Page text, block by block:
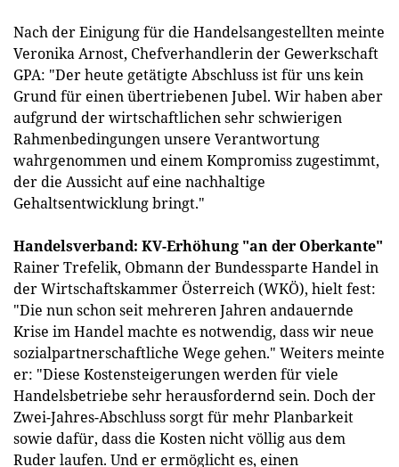
Nach der Einigung für die Handelsangestellten meinte
Veronika Arnost, Chefverhandlerin der Gewerkschaft
GPA: "Der heute getätigte Abschluss ist für uns kein
Grund für einen übertriebenen Jubel. Wir haben aber
aufgrund der wirtschaftlichen sehr schwierigen
Rahmenbedingungen unsere Verantwortung
wahrgenommen und einem Kompromiss zugestimmt,
der die Aussicht auf eine nachhaltige
Gehaltsentwicklung bringt."
Handelsverband: KV-Erhöhung "an der Oberkante"
Rainer Trefelik, Obmann der Bundessparte Handel in
der Wirtschaftskammer Österreich (WKÖ), hielt fest:
"Die nun schon seit mehreren Jahren andauernde
Krise im Handel machte es notwendig, dass wir neue
sozialpartnerschaftliche Wege gehen." Weiters meinte
er: "Diese Kostensteigerungen werden für viele
Handelsbetriebe sehr herausfordernd sein. Doch der
Zwei-Jahres-Abschluss sorgt für mehr Planbarkeit
sowie dafür, dass die Kosten nicht völlig aus dem
Ruder laufen. Und er ermöglicht es, einen